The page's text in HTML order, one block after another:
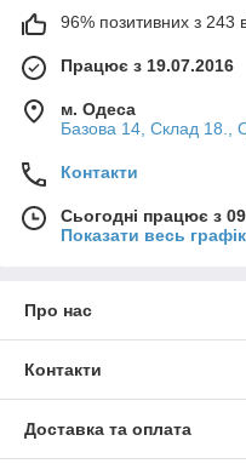
96% позитивних з 243
Працює з 19.07.2016
м. Одеса
Базова 14, Склад 18.,
Контакти
Сьогодні працює з
Показати весь
Про нас
Контакти
Доставка та оплата